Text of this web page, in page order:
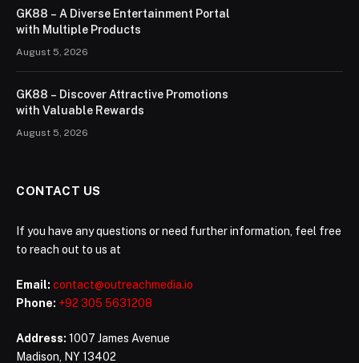
GK88 – A Diverse Entertainment Portal
with Multiple Products
August 5, 2026
GK88 – Discover Attractive Promotions
with Valuable Rewards
August 5, 2026
CONTACT US
If you have any questions or need further information, feel free
to reach out to us at
Email: contact@outreachmedia.io
Phone: +92 305 5631208
Address: 1007 James Avenue
Madison, NY 13402